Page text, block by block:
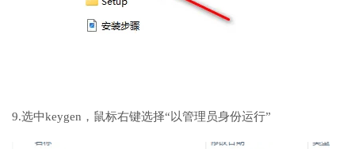
9.选中keygen，鼠标右键选择“以管理员身份运行”